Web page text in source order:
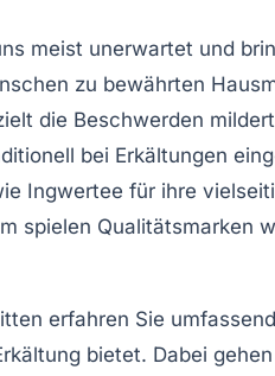
meist unerwartet und
zu bewährten
die Beschwerden
bei Erkältungen
Ingwertee für ihre
spielen Qualitätsmarken
erfahren Sie
bietet. Dabei